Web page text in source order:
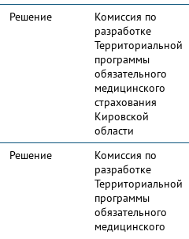
Решение
Комиссия по
разработке
Территориальной
программы
обязательного
медицинского
страхования
Кировской
области
Решение
Комиссия по
разработке
Территориальной
программы
обязательного
медицинского